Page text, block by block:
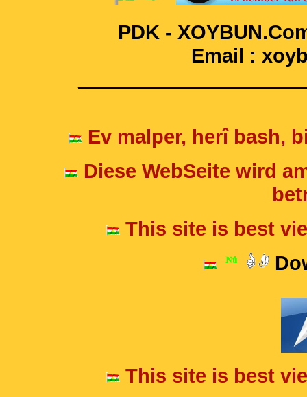
PDK -
Email :
Ev malper, herî bash,
Diese WebSeite wird
This site is best
This site is best